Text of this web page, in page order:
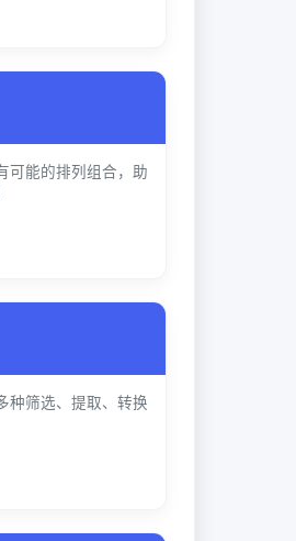
可能的排列组合，助
种筛选、提取、转换